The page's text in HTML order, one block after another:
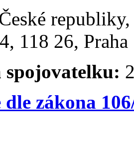
118 26,
spojovatelku:
zákona